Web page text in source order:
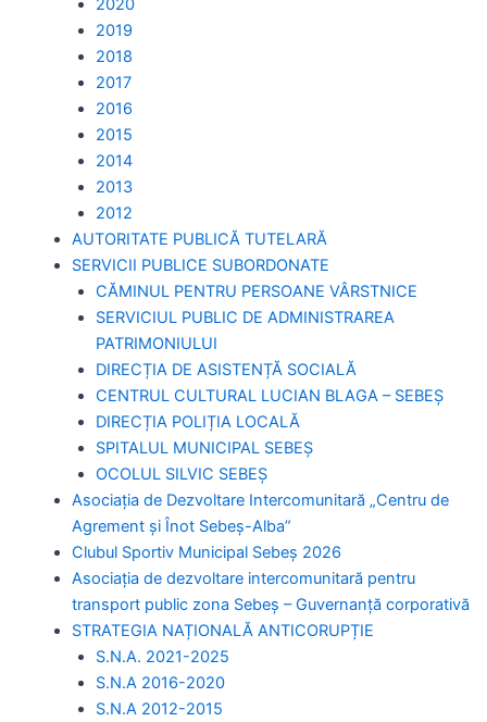
2020
2019
2018
2017
2016
2015
2014
2013
2012
AUTORITATE PUBLICĂ TUTELARĂ
SERVICII PUBLICE SUBORDONATE
CĂMINUL PENTRU PERSOANE VÂRSTNICE
SERVICIUL PUBLIC DE ADMINISTRAREA
PATRIMONIULUI
DIRECȚIA DE ASISTENȚĂ SOCIALĂ
CENTRUL CULTURAL LUCIAN BLAGA – SEBEȘ
DIRECȚIA POLIȚIA LOCALĂ
SPITALUL MUNICIPAL SEBEȘ
OCOLUL SILVIC SEBEȘ
Asociația de Dezvoltare Intercomunitară „Centru de
Agrement și Înot Sebeș-Alba”
Clubul Sportiv Municipal Sebeș 2026
Asociația de dezvoltare intercomunitară pentru
transport public zona Sebeș – Guvernanță corporativă
STRATEGIA NAȚIONALĂ ANTICORUPȚIE
S.N.A. 2021-2025
S.N.A 2016-2020
S.N.A 2012-2015